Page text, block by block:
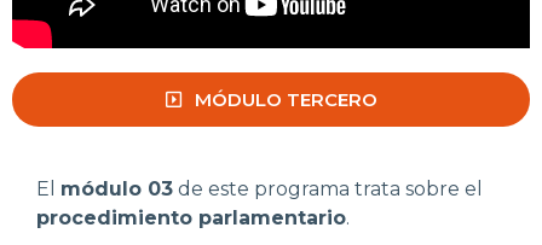
MÓDULO TERCERO
El módulo 03 de este programa trata sobre el
procedimiento parlamentario.